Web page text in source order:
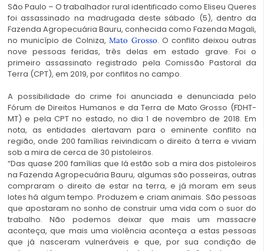
São Paulo – O trabalhador rural identificado como Eliseu Queres
foi assassinado na madrugada deste sábado (5), dentro da
Fazenda Agropecuária Bauru, conhecida como Fazenda Magali,
no município de Colniza,Mato Grosso. O conflito deixou outras
nove pessoas feridas, três delas em estado grave. Foi o
primeiro assassinato registrado pela Comissão Pastoral da
Terra (CPT), em 2019, por conflitos no campo.
A possibilidade do crime foi anunciada e denunciada pelo
Fórum de Direitos Humanos e da Terra de Mato Grosso (FDHT-
MT) e pela CPT no estado, no dia 1 de novembro de 2018. Em
nota, as entidades alertavam para o eminente conflito na
região, onde 200 famílias reivindicam o direito à terra e viviam
sob a mira de cerca de 30 pistoleiros.
“Das quase 200 famílias que lá estão sob a mira dos pistoleiros
na Fazenda Agropecuária Bauru, algumas são posseiras, outras
compraram o direito de estar na terra, e já moram em seus
lotes há algum tempo. Produzem e criam animais. São pessoas
que apostaram no sonho de construir uma vida com o suor do
trabalho. Não podemos deixar que mais um massacre
aconteça, que mais uma violência aconteça a estas pessoas
que já nasceram vulneráveis e que, por sua condição de